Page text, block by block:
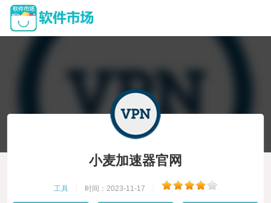
小麦加速器官网
工具 时间：2023-11-17